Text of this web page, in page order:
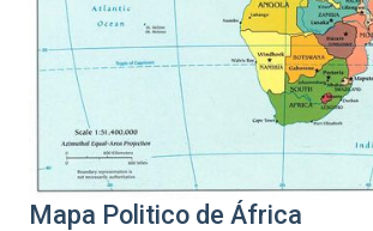
Mapa Politico de África